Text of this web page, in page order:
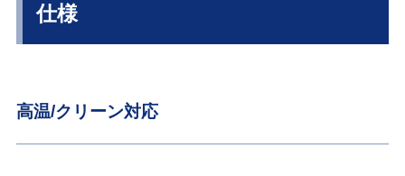
仕様
高温/クリーン対応